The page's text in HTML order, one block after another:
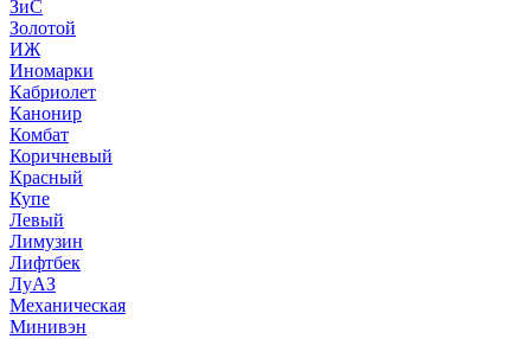
ЗиС
Золотой
ИЖ
Иномарки
Кабриолет
Канонир
Комбат
Коричневый
Красный
Купе
Левый
Лимузин
Лифтбек
ЛуАЗ
Механическая
Минивэн